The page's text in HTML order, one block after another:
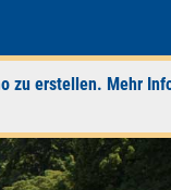
zu erstellen. Mehr